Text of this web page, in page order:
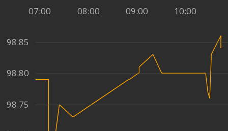
07:00 08:00 09:00 10:00
98.75
98.80
98.85